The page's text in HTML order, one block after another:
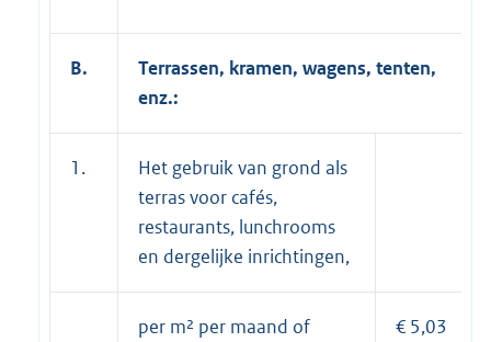
B.
Terrassen, kramen, wagens, tenten,
enz.:
1.
Het gebruik van grond als
terras voor cafés,
restaurants, lunchrooms
en dergelijke inrichtingen,
per m² per maand of
€ 5,03